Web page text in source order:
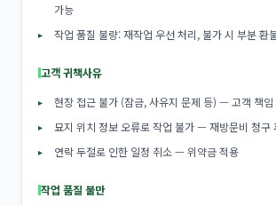
가능
작업 품질 불량: 재작업 우선 처리, 불가 시 부분 환
고객 귀책사유
현장 접근 불가 (잠금, 사유지 문제 등) — 고객 책임
묘지 위치 정보 오류로 작업 불가 — 재방문비 청구
연락 두절로 인한 일정 취소 — 위약금 적용
작업 품질 불만